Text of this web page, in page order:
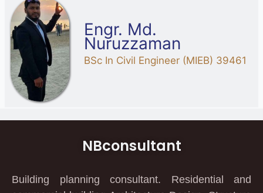
Engr. Md.
Nuruzzaman
BSc In Civil Engineer (MIEB) 39461
NBconsultant
Building planning consultant. Residential and